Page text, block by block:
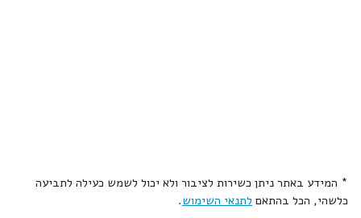
* המידע באתר ניתן כשירות לציבור ולא יכול לשמש כעילה לתביעה
כלשהי, הכל בהתאם לתנאי השימוש.